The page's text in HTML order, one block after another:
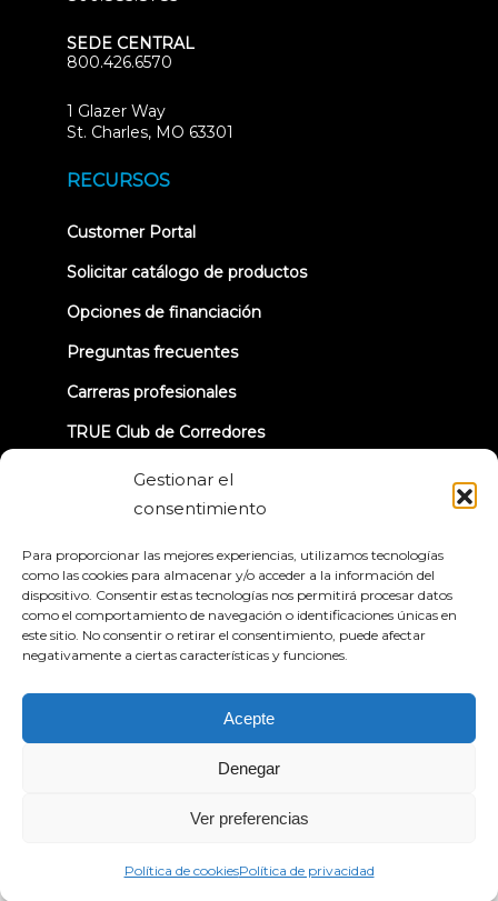
Gestionar el
consentimiento
Para proporcionar las mejores experiencias, utilizamos tecnologías
como las cookies para almacenar y/o acceder a la información del
dispositivo. Consentir estas tecnologías nos permitirá procesar datos
como el comportamiento de navegación o identificaciones únicas en
este sitio. No consentir o retirar el consentimiento, puede afectar
negativamente a ciertas características y funciones.
Acepte
Denegar
Ver preferencias
Política de cookiesPolítica de privacidad
SEDE CENTRAL
800.426.6570
1 Glazer Way
St. Charles, MO 63301
RECURSOS
Customer Portal(opens
new
Solicitar catálogo de productos
Opciones de financiación
Preguntas frecuentes
Carreras profesionales
TRUE Club de Corredores
Información sobre la retirada
© 2026 True Fitness. All Rights Reserved
Política de privacidad
Condiciones generales
Declaración de accesibilidad
Español